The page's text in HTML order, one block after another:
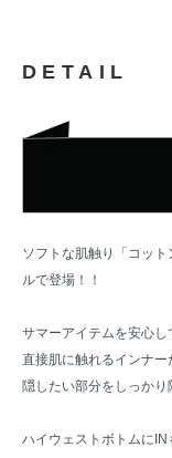
DETAIL
ソフトな肌触り「コッ
ルで登場！！
サマーアイテムを安心し
直接肌に触れるインナー
隠したい部分をしっかり
ハイウェストボトムに